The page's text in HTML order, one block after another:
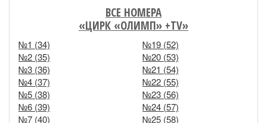
ВСЕ НОМЕРА
«ЦИРК «ОЛИМП» +TV»
№1 (34)
№2 (35)
№3 (36)
№4 (37)
№5 (38)
№6 (39)
№7 (40)
№19 (52)
№20 (53)
№21 (54)
№22 (55)
№23 (56)
№24 (57)
№25 (58)